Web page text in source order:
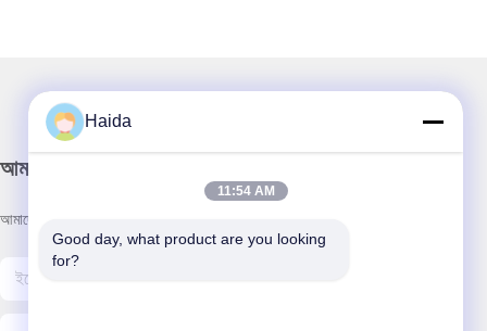
আমাদের নিউজলেটার
আমাদের নিউজলেটারে সাবস্ক্রাইব করুন এবং আরও অনেক কিছু পেতে পারেন।
Haida
11:54 AM
Good day, what product are you looking
for?